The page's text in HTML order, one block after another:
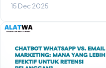
15 Dec 2025